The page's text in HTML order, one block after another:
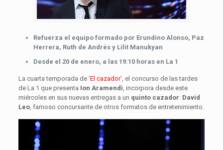
Refuerza el equipo formado por Erundino Alonso, Paz
Herrera, Ruth de Andrés y Lilit Manukyan
Desde el 20 de enero, a las 19:10 horas en La 1
La cuarta temporada de ‘El cazador’, el concurso de las tardes
de La 1 que presenta Ion Aramendi, incorpora desde este
miércoles en sus nuevas entregas a un quinto cazador: David
Leo, famoso concursante de otros formatos de entretenimiento.